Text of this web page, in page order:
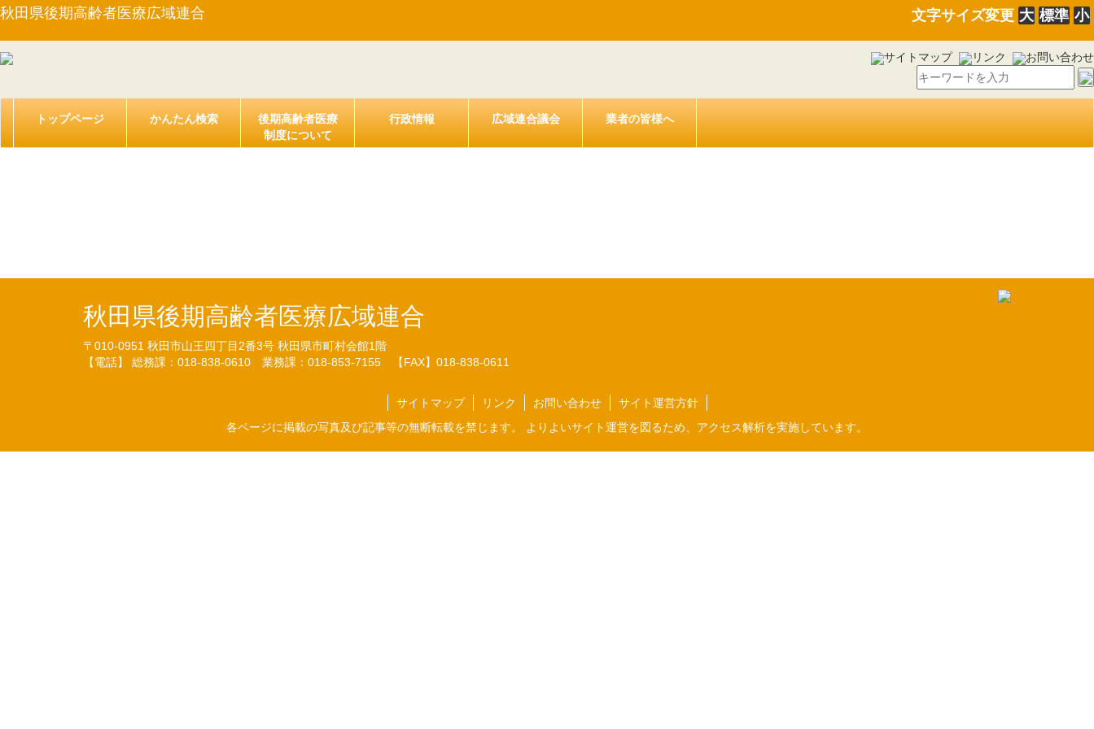
秋田県後期高齢者医療広域連合 文字サイズ変更 大 標準 小
サイトマップ リンク お問い合わせ
トップページ かんたん検索
後期高齢者医療
制度について
行政情報 広域連合議会 業者の皆様へ
秋田県後期高齢者医療広域連合
〒010-0951 秋田市山王四丁目2番3号 秋田県市町村会館1階
【電話】 総務課：018-838-0610 業務課：018-853-7155 【FAX】018-838-0611
サイトマップ リンク お問い合わせ
サイト運営方針
各ページに掲載の写真及び記事等の無断転載を禁じます。 よりよいサイト運営を図るため、アクセス解析を実施しています。